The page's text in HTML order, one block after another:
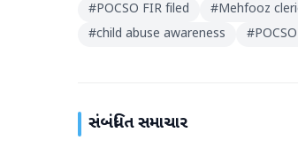
#POCSO FIR filed #Mehfooz
#child abuse awareness #
સંબંધિત સમાચાર